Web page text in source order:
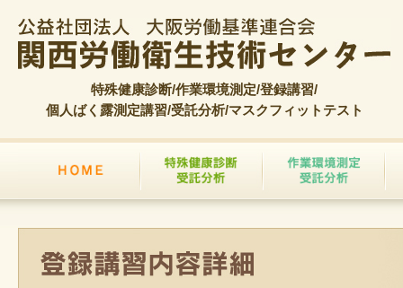
特殊健康診断/作業環境測定/登録講習/
個人ばく露測定講習/受託分析/マスクフィットテスト